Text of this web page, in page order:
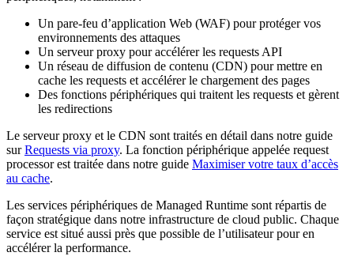
Un pare-feu d’application Web (WAF) pour protéger vos
environnements des attaques
Un serveur proxy pour accélérer les requests API
Un réseau de diffusion de contenu (CDN) pour mettre en
cache les requests et accélérer le chargement des pages
Des fonctions périphériques qui traitent les requests et gèrent
les redirections
Le serveur proxy et le CDN sont traités en détail dans notre guide
surRequests via proxy. La fonction périphérique appelée request
processor est traitée dans notre guide Maximiser votre taux d’accès
au cache.
Les services périphériques de Managed Runtime sont répartis de
façon stratégique dans notre infrastructure de cloud public. Chaque
service est situé aussi près que possible de l’utilisateur pour en
accélérer la performance.